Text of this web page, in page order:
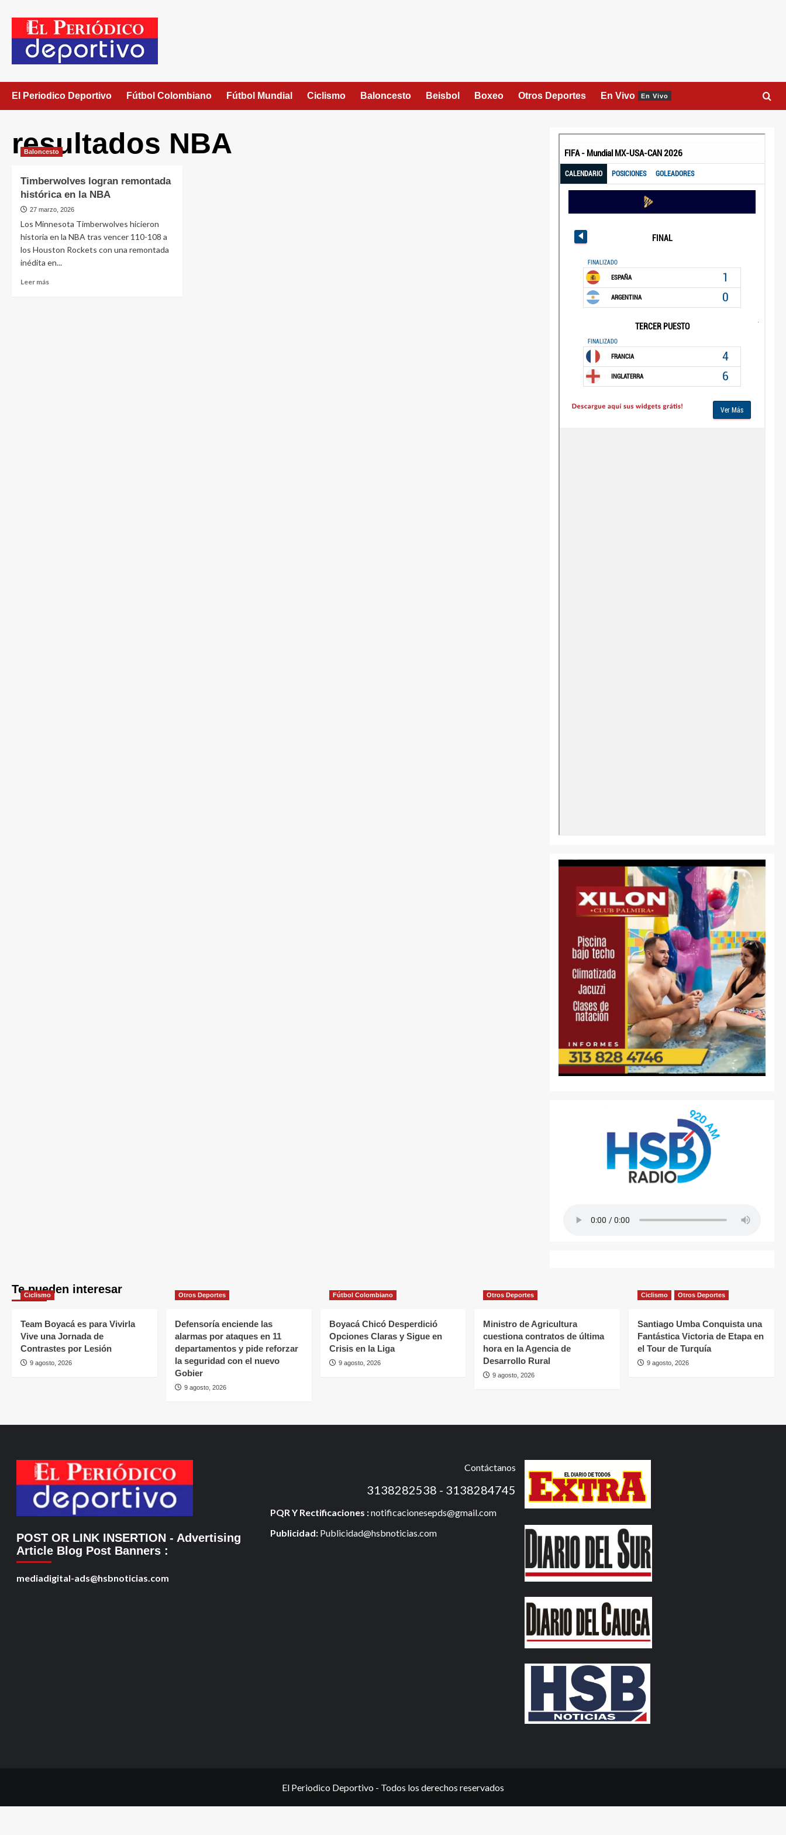
El Periodico Deportivo Fútbol Colombiano Fútbol Mundial Ciclismo Baloncesto Beisbol Boxeo Otros Deportes En Vivo En Vivo
resultados NBA
Baloncesto
Timberwolves logran remontada
histórica en la NBA
27 marzo, 2026
Los Minnesota Timberwolves hicieron
historia en la NBA tras vencer 110-108 a
los Houston Rockets con una remontada
inédita en...
Leer más
Te pueden interesar
Ciclismo
Team Boyacá es para Vivirla
Vive una Jornada de
Contrastes por Lesión
9 agosto, 2026
Otros Deportes
Defensoría enciende las
alarmas por ataques en 11
departamentos y pide reforzar
la seguridad con el nuevo
Gobier
9 agosto, 2026
Fútbol Colombiano
Boyacá Chicó Desperdició
Opciones Claras y Sigue en
Crisis en la Liga
9 agosto, 2026
Otros Deportes
Ministro de Agricultura
cuestiona contratos de última
hora en la Agencia de
Desarrollo Rural
9 agosto, 2026
Ciclismo Otros Deportes
Santiago Umba Conquista una
Fantástica Victoria de Etapa en
el Tour de Turquía
9 agosto, 2026
POST OR LINK INSERTION - Advertising
Article Blog Post Banners :
mediadigital-ads@hsbnoticias.com
Contáctanos
3138282538 - 3138284745
PQR Y Rectificaciones :notificacionesepds@gmail.com
Publicidad: Publicidad@hsbnoticias.com